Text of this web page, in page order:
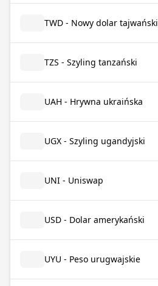
TWD - Nowy dolar tajwański
TZS - Szyling tanzański
UAH - Hrywna ukraińska
UGX - Szyling ugandyjski
UNI - Uniswap
USD - Dolar amerykański
UYU - Peso urugwajskie